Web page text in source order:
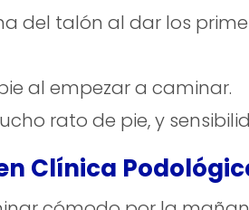
del talón al dar los
al empezar a caminar.
rato de pie, y
Clínica